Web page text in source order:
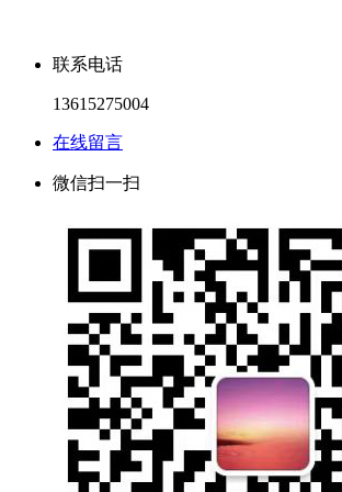
联系电话
13615275004
在线留言
微信扫一扫